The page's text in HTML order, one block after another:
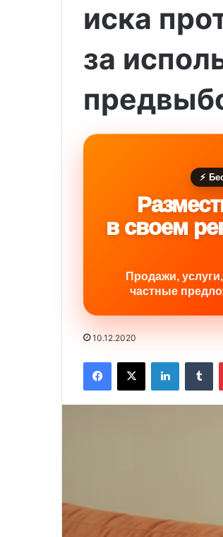
иска
за
⚡
в своем
Продажи,
частные
10.12.2020